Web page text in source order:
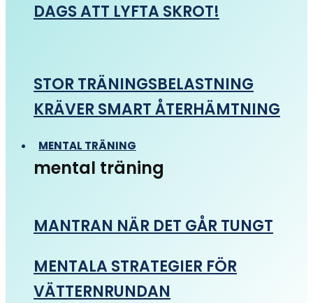
DAGS ATT LYFTA SKROT!
STOR TRÄNINGSBELASTNING
KRÄVER SMART ÅTERHÄMTNING
MENTAL TRÄNING
mental träning
MANTRAN NÄR DET GÅR TUNGT
MENTALA STRATEGIER FÖR
VÄTTERNRUNDAN